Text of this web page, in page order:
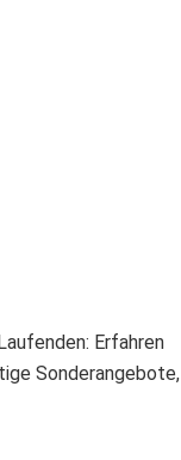
Erfahren
Sonderangebote,